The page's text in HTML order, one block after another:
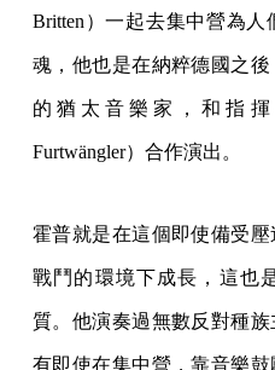
Britten）一起去集中營為
魂，他也是在納粹德國之
的猶太音樂家，和指揮
Furtwängler）合作演出。
霍普就是在這個即使備受
戰鬥的環境下成長，這也
質。他演奏過無數反對種
有即使在集中營，靠音樂